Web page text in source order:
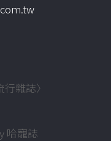
雜誌〉
哈寵誌